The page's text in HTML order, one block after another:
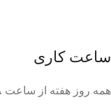
ساعت کاری
همه روز هفته از ساعت ٨ الی ۲۱